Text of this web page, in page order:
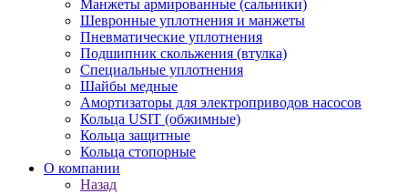
Манжеты армированные (сальники)
Шевронные уплотнения и манжеты
Пневматические уплотнения
Подшипник скольжения (втулка)
Специальные уплотнения
Шайбы медные
Амортизаторы для электроприводов насосов
Кольца USIT (обжимные)
Кольца защитные
Кольца стопорные
О компании
Назад